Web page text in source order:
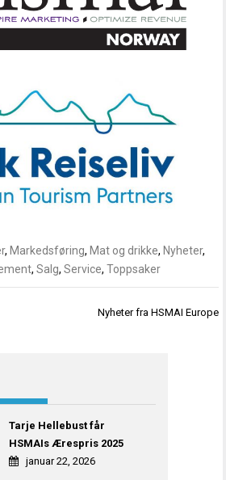
, Markedsføring, Mat og drikke, Nyheter,
,Salg,Service,Toppsaker
Nyheter fra HSMAI Europe
Tarje Hellebust får
HSMAIs Ærespris 2025
januar 22, 2026